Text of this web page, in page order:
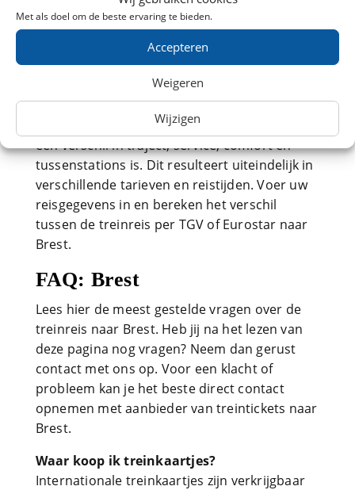
Met als doel om de beste ervaring te bieden.
Accepteren
Weigeren
Wijzigen
TGV of Eurostar naar Brest
Goedkoop met de TGV of Eurostar naar
Brest? Bekijk dan direct de beschikbaarheid bij
NS International en profiteer van
vroegboekkorting en onze reistips. U kunt per
TGV of Eurostar naar Brest reizen, waarbij er
een verschil in traject, service, comfort en
tussenstations is. Dit resulteert uiteindelijk in
verschillende tarieven en reistijden. Voer uw
reisgegevens in en bereken het verschil
tussen de treinreis per TGV of Eurostar naar
Brest.
FAQ: Brest
Lees hier de meest gestelde vragen over de
treinreis naar Brest. Heb jij na het lezen van
deze pagina nog vragen? Neem dan gerust
contact met ons op. Voor een klacht of
probleem kan je het beste direct contact
opnemen met aanbieder van treintickets naar
Brest.
Waar koop ik treinkaartjes?
Internationale treinkaartjes zijn verkrijgbaar